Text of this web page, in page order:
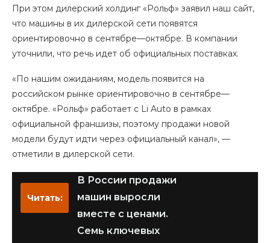
При этом дилерский холдинг «Рольф» заявил наш сайт,
что машины в их дилерской сети появятся
ориентировочно в сентябре—октябре. В компании
уточнили, что речь идет об официальных поставках.
«По нашим ожиданиям, модель появится на
российском рынке ориентировочно в сентябре—
октябре. «Рольф» работает с Li Auto в рамках
официальной франшизы, поэтому продажи новой
модели будут идти через официальный канал», —
отметили в дилерской сети.
Читать:
В России продажи
машин выросли
вместе с ценами.
Семь ключевых